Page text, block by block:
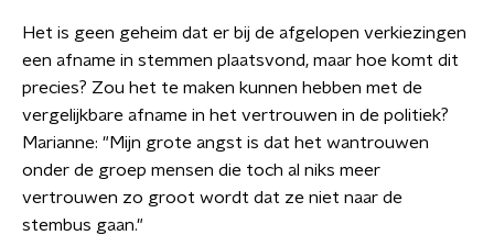
Het is geen geheim dat er bij de afgelopen verkiezingen
een afname in stemmen plaatsvond, maar hoe komt dit
precies? Zou het te maken kunnen hebben met de
vergelijkbare afname in het vertrouwen in de politiek?
Marianne: "Mijn grote angst is dat het wantrouwen
onder de groep mensen die toch al niks meer
vertrouwen zo groot wordt dat ze niet naar de
stembus gaan."